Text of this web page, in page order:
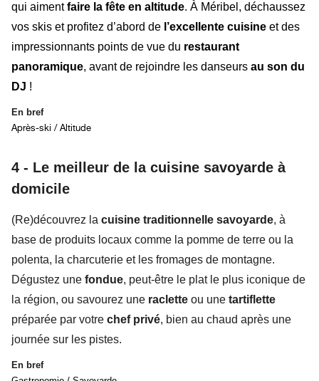
qui aimentfaire la fête en altitude. À Méribel, déchaussez
vos skis et profitez d’abord de l’excellente cuisine et des
impressionnants points de vue du restaurant
panoramique, avant de rejoindre les danseurs au son du
DJ !
En bref
Après-ski / Altitude
4 - Le meilleur de la cuisine savoyarde à
domicile
(Re)découvrez la cuisine traditionnelle savoyarde, à
base de produits locaux comme la pomme de terre ou la
polenta, la charcuterie et les fromages de montagne.
Dégustez une fondue, peut-être le plat le plus iconique de
la région, ou savourez une raclette ou une tartiflette
préparée par votre chef privé, bien au chaud après une
journée sur les pistes.
En bref